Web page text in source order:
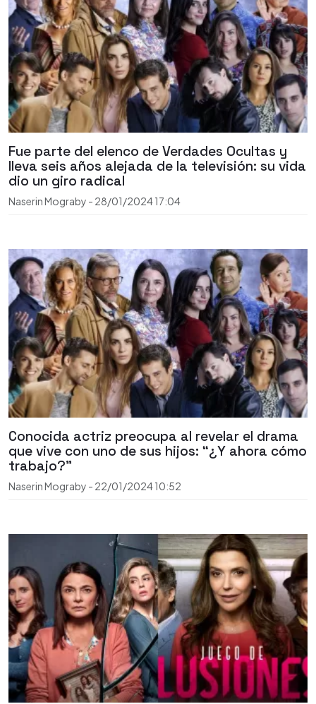
Fue parte del elenco de Verdades Ocultas y
lleva seis años alejada de la televisión: su vida
dio un giro radical
Naserin Mograby - 28/01/202417:04
Conocida actriz preocupa al revelar el drama
que vive con uno de sus hijos: “¿Y ahora cómo
trabajo?”
Naserin Mograby - 22/01/202410:52